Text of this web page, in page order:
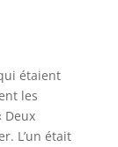
étaient
les
Deux
L’un était